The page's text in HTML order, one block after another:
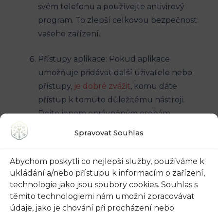
Spravovat Souhlas
Abychom poskytli co nejlepší služby, používáme k
ukládání a/nebo přístupu k informacím o zařízení,
technologie jako jsou soubory cookies. Souhlas s
těmito technologiemi nám umožní zpracovávat
údaje, jako je chování při procházení nebo
svém telefonu a používejte antivirový
program. To zlepší celkovou bezpečnost
vašeho zařízení.
Přístupy aplikace: Pokud aplikace
umožňuje přidávat další uživatele nebo
přístupy, je dobré zvážit, komu dáte
přístup k tomuto důležitému nástroji.
Dejte jenom oprávněným osobám
Indicator Status
Aplikace Moderní